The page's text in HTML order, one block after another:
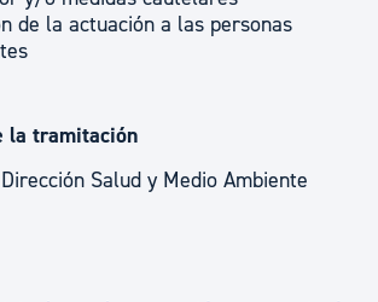
de la actuación a las personas
la tramitación
Dirección Salud y Medio Ambiente